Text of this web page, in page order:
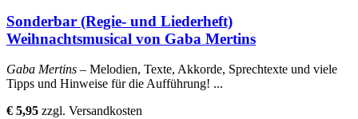
Sonderbar (Regie- und Liederheft)
Weihnachtsmusical von Gaba Mertins
Gaba Mertins – Melodien, Texte, Akkorde, Sprechtexte und viele
Tipps und Hinweise für die Aufführung! ...
€ 5,95 zzgl. Versandkosten